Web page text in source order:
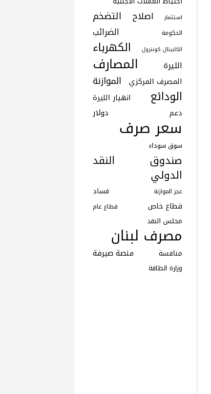
استثمار اصلاح التضخم
الحكومة الضرائب
الكابيتال كونترول الكهرباء
الليرة المصارف
المصرف المركزي الموازنة
الودائع
انهيار الليرة
دعم
دولار
سعر صرف
سوق سوداء
صندوق النقد
الدولي
عجز الموازنة فساد
قطاع خاص قطاع عام
مجلس النقد
مصرف لبنان
منافسة منصة صيرفة
وزارة الطاقة